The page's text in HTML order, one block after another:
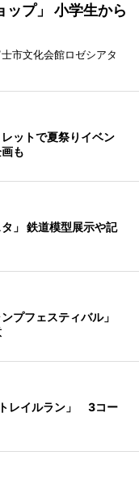
ップ」 小学生から
市文化会館ロゼシアタ
ットで夏祭りイベン
も
」 鉄道模型展示や記
プフェスティバル」
レイルラン」 3コー